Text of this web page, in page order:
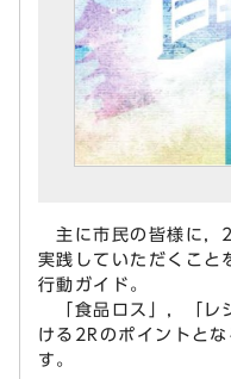
主に市民の皆様に，
実践していただくこと
行動ガイド。
「食品ロス」，「レ
ける2Rのポイントと
す。